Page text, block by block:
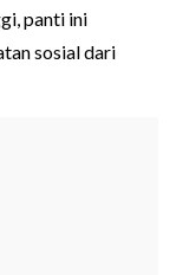
panti ini
sosial dari